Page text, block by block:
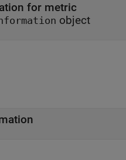
for metric
object